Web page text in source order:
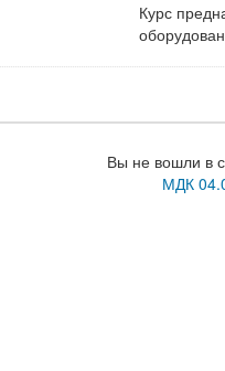
Курс
Вы не вошли в
МДК